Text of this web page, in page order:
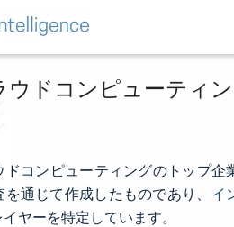
ウドコンピューティ
ドコンピューティングのトップ
通じて作成したものであり、 イ
ヤーを特定しています。